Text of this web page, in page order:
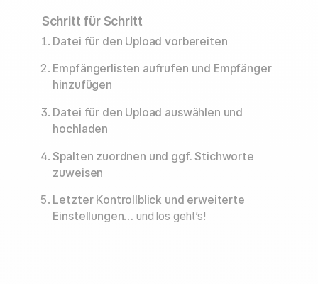
Schritt für Schritt
Datei für den Upload vorbereiten
Empfängerlisten aufrufen und Empfänger
hinzufügen
Datei für den Upload auswählen und
hochladen
Spalten zuordnen und ggf. Stichworte
zuweisen
Letzter Kontrollblick und erweiterte
Einstellungen… und los geht’s!